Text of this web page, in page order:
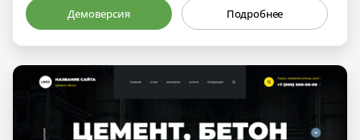
Демоверсия Подробнее